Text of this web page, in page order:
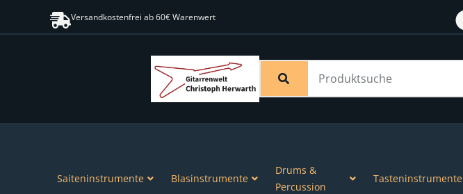
Versandkostenfrei ab 60€ Warenwert
Saiteninstrumente Blasinstrumente
Drums &
Percussion
Tasteninstrumente